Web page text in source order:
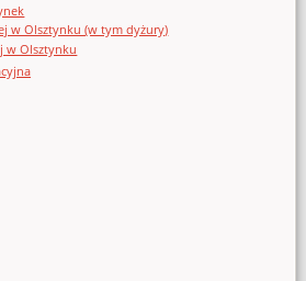
w Olsztynku (w tym dyżury)
w Olsztynku